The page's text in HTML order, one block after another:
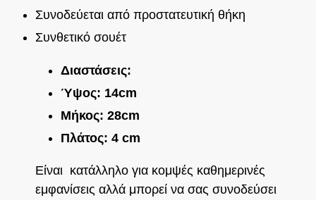
Συνοδεύεται από προστατευτική θήκη
Συνθετικό σουέτ
Διαστάσεις:
Ύψος: 14cm
Μήκος: 28cm
Πλάτος: 4 cm
Είναι κατάλληλο για κομψές καθημερινές
εμφανίσεις αλλά μπορεί να σας συνοδεύσει